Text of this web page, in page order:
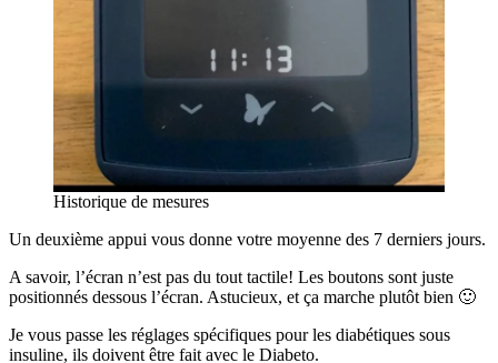
Historique de mesures
Un deuxième appui vous donne votre moyenne des 7 derniers jours.
A savoir, l’écran n’est pas du tout tactile! Les boutons sont juste
positionnés dessous l’écran. Astucieux, et ça marche plutôt bien 🙂
Je vous passe les réglages spécifiques pour les diabétiques sous
insuline, ils doivent être fait avec le Diabeto.